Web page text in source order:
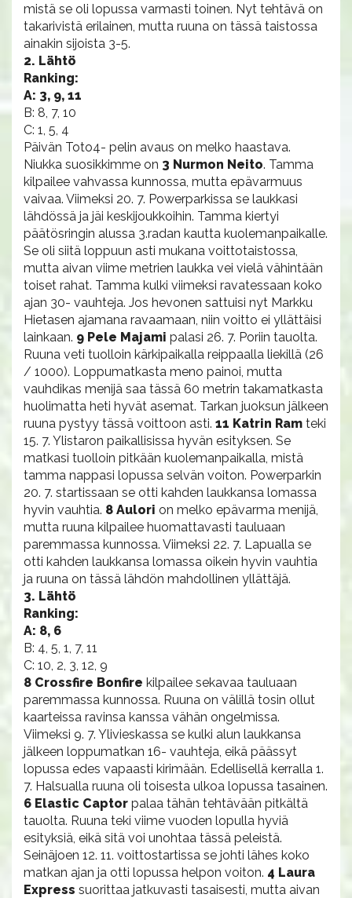
mistä se oli lopussa varmasti toinen. Nyt tehtävä on
takarivistä erilainen, mutta ruuna on tässä taistossa
ainakin sijoista 3-5.
2. Lähtö
Ranking:
A: 3, 9, 11
B: 8, 7, 10
C: 1, 5, 4
Päivän Toto4- pelin avaus on melko haastava.
Niukka suosikkimme on 3 Nurmon Neito. Tamma
kilpailee vahvassa kunnossa, mutta epävarmuus
vaivaa. Viimeksi 20. 7. Powerparkissa se laukkasi
lähdössä ja jäi keskijoukkoihin. Tamma kiertyi
päätösringin alussa 3.radan kautta kuolemanpaikalle.
Se oli siitä loppuun asti mukana voittotaistossa,
mutta aivan viime metrien laukka vei vielä vähintään
toiset rahat. Tamma kulki viimeksi ravatessaan koko
ajan 30- vauhteja. Jos hevonen sattuisi nyt Markku
Hietasen ajamana ravaamaan, niin voitto ei yllättäisi
lainkaan. 9 Pele Majami palasi 26. 7. Poriin tauolta.
Ruuna veti tuolloin kärkipaikalla reippaalla liekillä (26
/ 1000). Loppumatkasta meno painoi, mutta
vauhdikas menijä saa tässä 60 metrin takamatkasta
huolimatta heti hyvät asemat. Tarkan juoksun jälkeen
ruuna pystyy tässä voittoon asti. 11 Katrin Ram teki
15. 7. Ylistaron paikallisissa hyvän esityksen. Se
matkasi tuolloin pitkään kuolemanpaikalla, mistä
tamma nappasi lopussa selvän voiton. Powerparkin
20. 7. startissaan se otti kahden laukkansa lomassa
hyvin vauhtia. 8 Aulori on melko epävarma menijä,
mutta ruuna kilpailee huomattavasti tauluaan
paremmassa kunnossa. Viimeksi 22. 7. Lapualla se
otti kahden laukkansa lomassa oikein hyvin vauhtia
ja ruuna on tässä lähdön mahdollinen yllättäjä.
3. Lähtö
Ranking:
A: 8, 6
B: 4, 5, 1, 7, 11
C: 10, 2, 3, 12, 9
8 Crossfire Bonfire kilpailee sekavaa tauluaan
paremmassa kunnossa. Ruuna on välillä tosin ollut
kaarteissa ravinsa kanssa vähän ongelmissa.
Viimeksi 9. 7. Ylivieskassa se kulki alun laukkansa
jälkeen loppumatkan 16- vauhteja, eikä päässyt
lopussa edes vapaasti kirimään. Edellisellä kerralla 1.
7. Halsualla ruuna oli toisesta ulkoa lopussa tasainen.
6 Elastic Captor palaa tähän tehtävään pitkältä
tauolta. Ruuna teki viime vuoden lopulla hyviä
esityksiä, eikä sitä voi unohtaa tässä peleistä.
Seinäjoen 12. 11. voittostartissa se johti lähes koko
matkan ajan ja otti lopussa helpon voiton. 4 Laura
Express suorittaa jatkuvasti tasaisesti, mutta aivan